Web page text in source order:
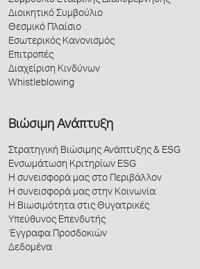
Διοικητικό Συμβούλιο
Θεσμικό Πλαίσιο
Εσωτερικός Κανονισμός
Επιτροπές
Διαχείριση Κινδύνων
Whistleblowing
Βιώσιμη Ανάπτυξη
Στρατηγική Βιώσιμης Ανάπτυξης & ESG
Ενσωμάτωση Κριτηρίων ESG
Η συνεισφορά μας στο Περιβάλλον
Η συνεισφορά μας στην Κοινωνία
Η Βιωσιμότητα στις Θυγατρικές
Υπεύθυνος Επενδυτής
Έγγραφα Προσδοκιών
Δεδομένα